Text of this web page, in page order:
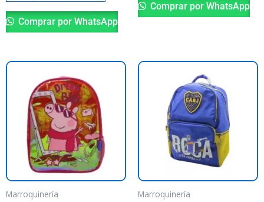
Comprar por WhatsApp
Comprar por WhatsApp
Marroquinería Marroquinería